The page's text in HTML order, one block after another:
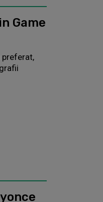
Game
preferat,